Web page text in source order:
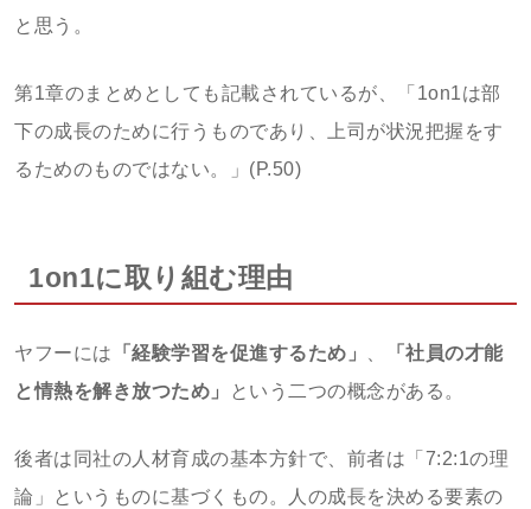
と思う。
第1章のまとめとしても記載されているが、「1on1は部
下の成長のために行うものであり、上司が状況把握をす
るためのものではない。」(P.50)
1on1に取り組む理由
ヤフーには 「経験学習を促進するため」
「社員の才能
と情熱を解き放つため」
という二つの概念がある。
後者は同社の人材育成の基本方針で、前者は「7:2:1の理
論」というものに基づくもの。人の成長を決める要素の